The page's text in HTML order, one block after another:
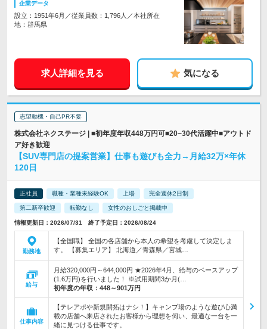
企業データ
設立：1951年6月／従業員数：1,796人／本社所在
地：群馬県
求人詳細を見る 気になる
志望動機・自己PR不要
株式会社ネクステージ | ■初年度年収448万円可■20~30代活躍中■アウトド
ア好き歓迎
【SUV専門店の提案営業】仕事も遊びも全力→月給32万×年休
120日
正社員 職種・業種未経験OK 上場 完全週休2日制
第二新卒歓迎 転勤なし 女性のおしごと掲載中
情報更新日：2026/07/31 終了予定日：2026/08/24
勤務地
【全国職】 全国の各店舗から本人の希望を考慮して決定しま
す。 【募集エリア】 北海道／青森県／宮城…
給与
月給320,000円～644,000円 ★2026年4月、給与のベースアップ
(1.6万円)を行いました！ ※試用期間3か月(…
初年度の年収： 448～901万円
仕事内容
【テレアポや新規開拓はナシ！】キャンプ場のような遊び心満
載の店舗へ来店されたお客様から理想を伺い、最適な一台を一
緒に見つける仕事です。